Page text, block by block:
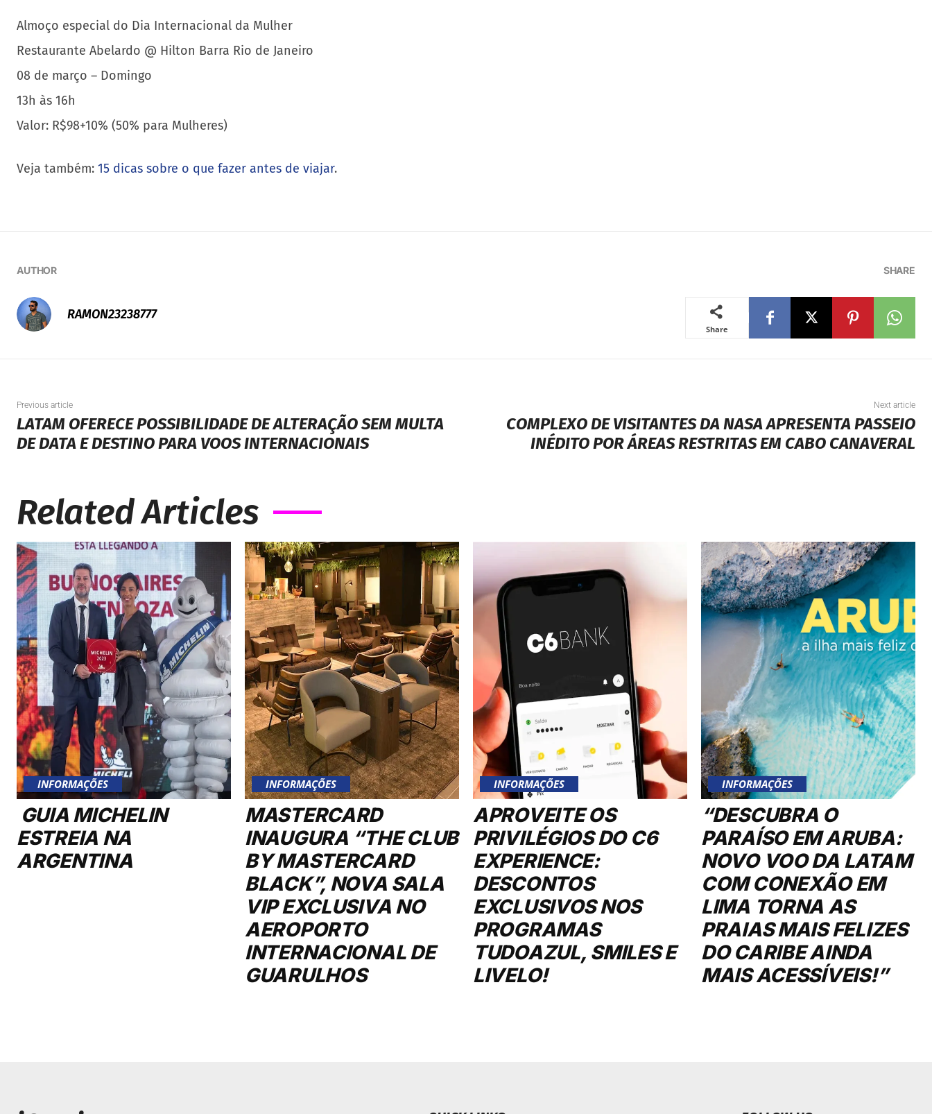
Almoço especial do Dia Internacional da Mulher
Restaurante Abelardo @ Hilton Barra Rio de Janeiro
08 de março – Domingo
13h às 16h
Valor: R$98+10% (50% para Mulheres)
Veja também: 15 dicas sobre o que fazer antes de viajar.
AUTHOR
RAMON23238777
SHARE
Share
Previous article
LATAM OFERECE POSSIBILIDADE DE ALTERAÇÃO SEM MULTA
DE DATA E DESTINO PARA VOOS INTERNACIONAIS
Next article
COMPLEXO DE VISITANTES DA NASA APRESENTA PASSEIO
INÉDITO POR ÁREAS RESTRITAS EM CABO CANAVERAL
Related Articles
INFORMAÇÕES
GUIA MICHELIN
ESTREIA NA
ARGENTINA
INFORMAÇÕES
MASTERCARD
INAUGURA “THE CLUB
BY MASTERCARD
BLACK”, NOVA SALA
VIP EXCLUSIVA NO
AEROPORTO
INTERNACIONAL DE
GUARULHOS
INFORMAÇÕES
APROVEITE OS
PRIVILÉGIOS DO C6
EXPERIENCE:
DESCONTOS
EXCLUSIVOS NOS
PROGRAMAS
TUDOAZUL, SMILES E
LIVELO!
INFORMAÇÕES
“DESCUBRA O
PARAÍSO EM ARUBA:
NOVO VOO DA LATAM
COM CONEXÃO EM
LIMA TORNA AS
PRAIAS MAIS FELIZES
DO CARIBE AINDA
MAIS ACESSÍVEIS!”